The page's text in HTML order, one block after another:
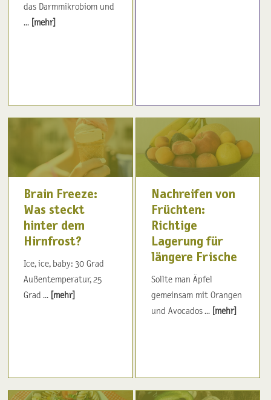
das Darmmikrobiom und
... [mehr]
Brain Freeze:
Was steckt
hinter dem
Hirnfrost?
Ice, ice, baby: 30 Grad
Außentemperatur, 25
Grad ... [mehr]
Nachreifen von
Früchten:
Richtige
Lagerung für
längere Frische
Sollte man Äpfel
gemeinsam mit Orangen
und Avocados ... [mehr]